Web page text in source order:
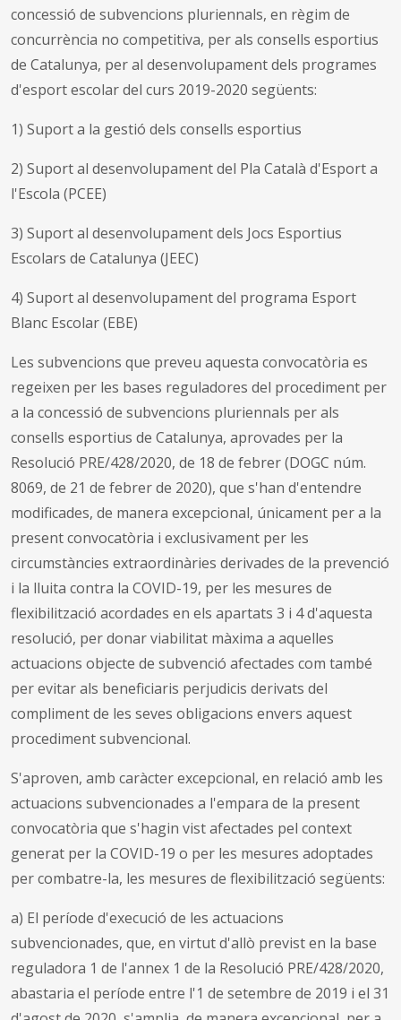
concessió de subvencions pluriennals, en règim de
concurrència no competitiva, per als consells esportius
de Catalunya, per al desenvolupament dels programes
d'esport escolar del curs 2019-2020 següents:
1) Suport a la gestió dels consells esportius
2) Suport al desenvolupament del Pla Català d'Esport a
l'Escola (PCEE)
3) Suport al desenvolupament dels Jocs Esportius
Escolars de Catalunya (JEEC)
4) Suport al desenvolupament del programa Esport
Blanc Escolar (EBE)
Les subvencions que preveu aquesta convocatòria es
regeixen per les bases reguladores del procediment per
a la concessió de subvencions pluriennals per als
consells esportius de Catalunya, aprovades per la
Resolució PRE/428/2020, de 18 de febrer (DOGC núm.
8069, de 21 de febrer de 2020), que s'han d'entendre
modificades, de manera excepcional, únicament per a la
present convocatòria i exclusivament per les
circumstàncies extraordinàries derivades de la prevenció
i la lluita contra la COVID-19, per les mesures de
flexibilització acordades en els apartats 3 i 4 d'aquesta
resolució, per donar viabilitat màxima a aquelles
actuacions objecte de subvenció afectades com també
per evitar als beneficiaris perjudicis derivats del
compliment de les seves obligacions envers aquest
procediment subvencional.
S'aproven, amb caràcter excepcional, en relació amb les
actuacions subvencionades a l'empara de la present
convocatòria que s'hagin vist afectades pel context
generat per la COVID-19 o per les mesures adoptades
per combatre-la, les mesures de flexibilització següents:
a) El període d'execució de les actuacions
subvencionades, que, en virtut d'allò previst en la base
reguladora 1 de l'annex 1 de la Resolució PRE/428/2020,
abastaria el període entre l'1 de setembre de 2019 i el 31